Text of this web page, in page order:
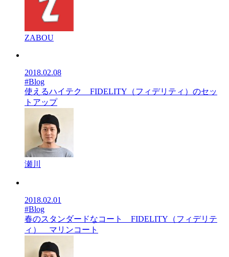
ZABOU
2018.02.08
#Blog
使えるハイテク FIDELITY（フィデリティ）のセッ
トアップ
瀬川
2018.02.01
#Blog
春のスタンダードなコート FIDELITY（フィデリテ
ィ） マリンコート